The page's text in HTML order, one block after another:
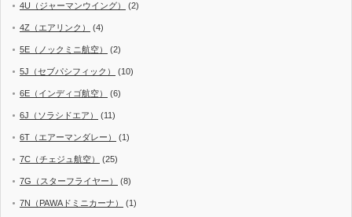
4U（ジャーマンウイング） (2)
4Z（エアリンク） (4)
5E（ノックミニ航空） (2)
5J（セブパシフィック） (10)
6E（インディゴ航空） (6)
6J（ソラシドエア） (11)
6T（エアーマンダレー） (1)
7C（チェジュ航空） (25)
7G（スターフライヤー） (8)
7N（PAWAドミニカーナ） (1)